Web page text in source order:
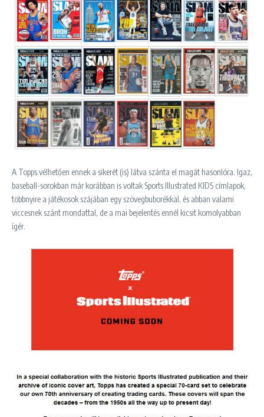
A Topps vélhetően ennek a sikerét (is) látva szánta el magát hasonlóra. Igaz,
baseball-sorokban már korábban is voltak Sports Illustrated KIDS címlapok,
többnyire a játékosok szájában egy szövegbuborékkal, és abban valami
viccesnek szánt mondattal, de a mai bejelentés ennél kicsit komolyabban
ígér.